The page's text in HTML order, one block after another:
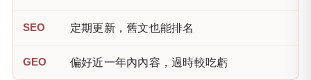
定期更新，舊文也能排名
偏好近一年內內容，過時較吃虧